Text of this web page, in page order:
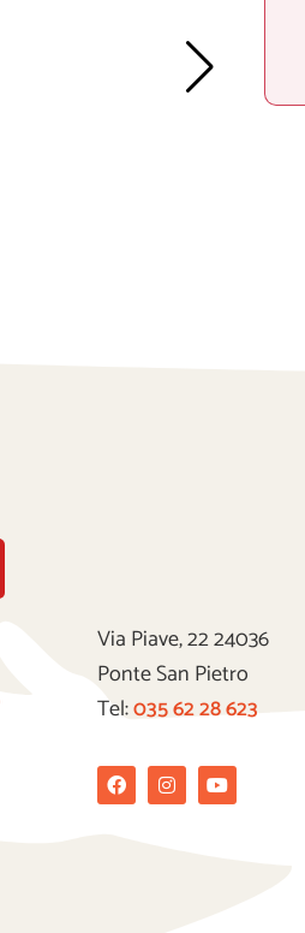
Via Piave, 22 24036
Ponte San Pietro
Tel:035 62 28 623
FacebookInstagramYoutube